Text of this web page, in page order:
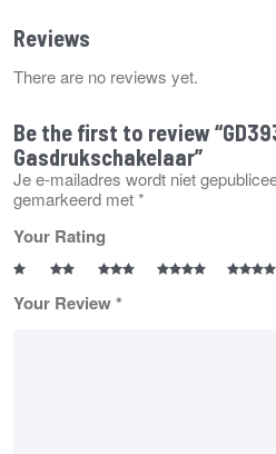
Reviews
There are no reviews yet.
Be the first to review
Gasdrukschakelaar”
Je e-mailadres wordt niet
gemarkeerd met*
Your Rating
Your Review*